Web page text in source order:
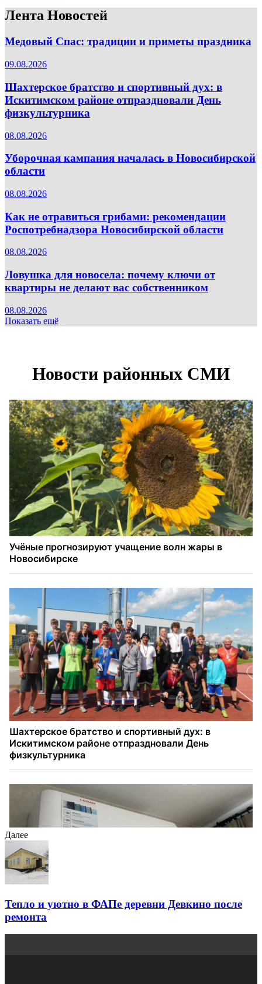
Лента Новостей
Медовый Спас: традиции и приметы праздника
09.08.2026
Шахтерское братство и спортивный дух: в
Искитимском районе отпраздновали День
физкультурника
08.08.2026
Уборочная кампания началась в Новосибирской
области
08.08.2026
Как не отравиться грибами: рекомендации
Роспотребнадзора Новосибирской области
08.08.2026
Ловушка для новосела: почему ключи от
квартиры не делают вас собственником
08.08.2026
Показать ещё
Далее
Тепло и уютно в ФАПе деревни Девкино после
ремонта